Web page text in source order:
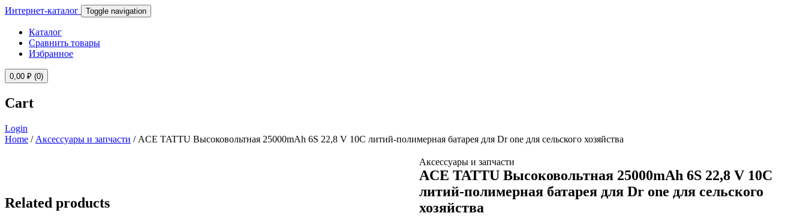
Интернет-каталог Toggle navigation
Каталог
Сравнить товары
Избранное
0,00 ₽ (0)
Cart
Login
Home / Аксессуары и запчасти / ACE TATTU Высоковольтная 25000mAh 6S 22,8 V 10C литий-полимерная батарея для Dr one для сельского хозяйства
Аксессуары и запчасти
ACE TATTU Высоковольтная 25000mAh 6S 22,8 V 10C
литий-полимерная батарея для Dr one для сельского
хозяйства
Related products